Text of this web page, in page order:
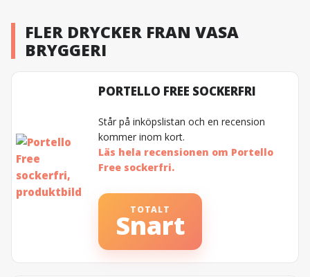
FLER DRYCKER FRAN VASA
BRYGGERI
PORTELLO FREE SOCKERFRI
Står på inköpslistan och en recension
kommer inom kort.
Läs hela recensionen om Portello
Free sockerfri.
TOTALT
Snart